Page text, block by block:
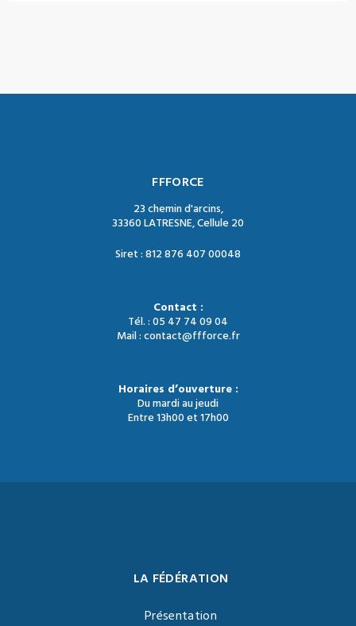
FFFORCE
23 chemin d'arcins,
33360 LATRESNE, Cellule 20
Siret : 812 876 407 00048
Contact :
Tél. : 05 47 74 09 04
Mail : contact@ffforce.fr
Horaires d’ouverture :
Du mardi au jeudi
Entre 13h00 et 17h00
LA FÉDÉRATION
Présentation